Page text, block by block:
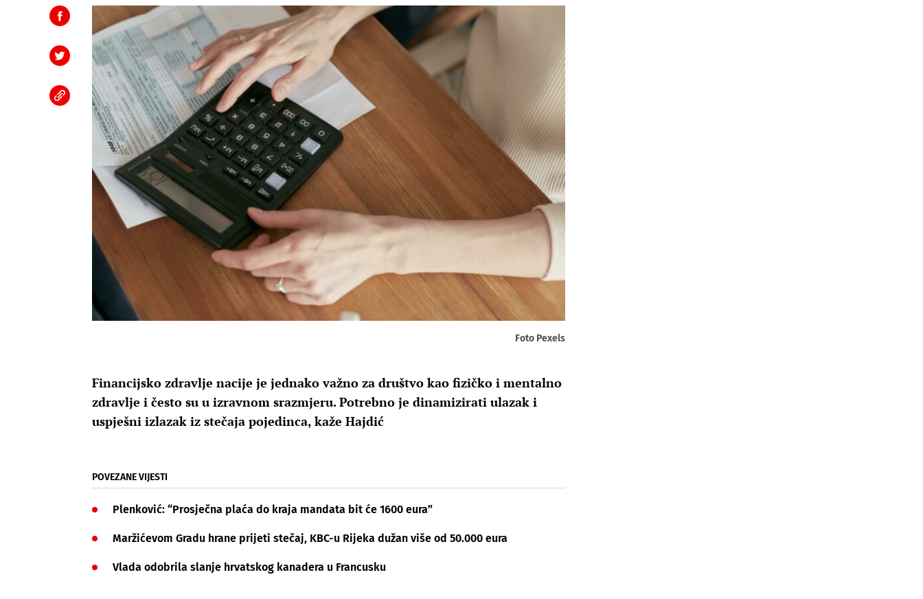
Foto Pexels
Financijsko zdravlje nacije je jednako važno za društvo kao fizičko i mentalno
zdravlje i često su u izravnom srazmjeru. Potrebno je dinamizirati ulazak i
uspješni izlazak iz stečaja pojedinca, kaže Hajdić
POVEZANE VIJESTI
Plenković: “Prosječna plaća do kraja mandata bit će 1600 eura”
Maržićevom Gradu hrane prijeti stečaj, KBC-u Rijeka dužan više od 50.000 eura
Vlada odobrila slanje hrvatskog kanadera u Francusku